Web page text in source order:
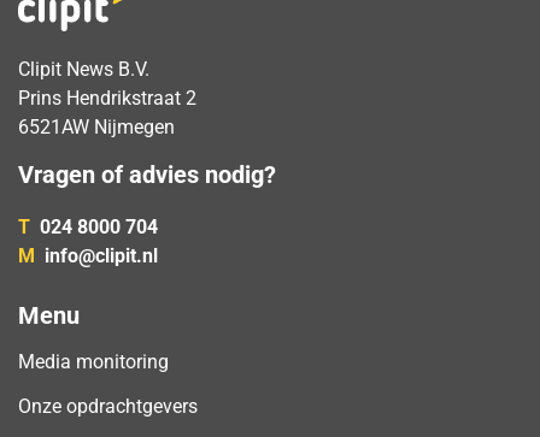
Clipit News B.V.
Prins Hendrikstraat 2
6521AW Nijmegen
Vragen of advies nodig?
T 024 8000 704
M info@clipit.nl
Menu
Media monitoring
Onze opdrachtgevers